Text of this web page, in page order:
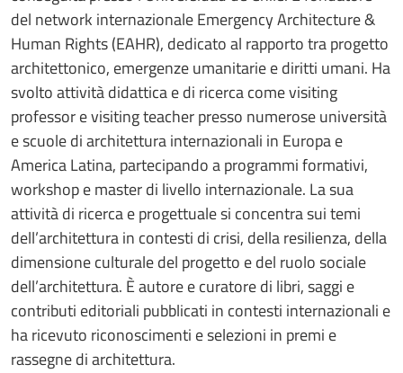
del network internazionale Emergency Architecture &
Human Rights (EAHR), dedicato al rapporto tra progetto
architettonico, emergenze umanitarie e diritti umani. Ha
svolto attività didattica e di ricerca come visiting
professor e visiting teacher presso numerose università
e scuole di architettura internazionali in Europa e
America Latina, partecipando a programmi formativi,
workshop e master di livello internazionale. La sua
attività di ricerca e progettuale si concentra sui temi
dell’architettura in contesti di crisi, della resilienza, della
dimensione culturale del progetto e del ruolo sociale
dell’architettura. È autore e curatore di libri, saggi e
contributi editoriali pubblicati in contesti internazionali e
ha ricevuto riconoscimenti e selezioni in premi e
rassegne di architettura.